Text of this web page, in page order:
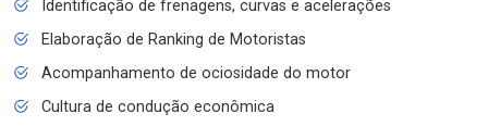
Identificação de frenagens, curvas e acelerações
Elaboração de Ranking de Motoristas
Acompanhamento de ociosidade do motor
Cultura de condução econômica